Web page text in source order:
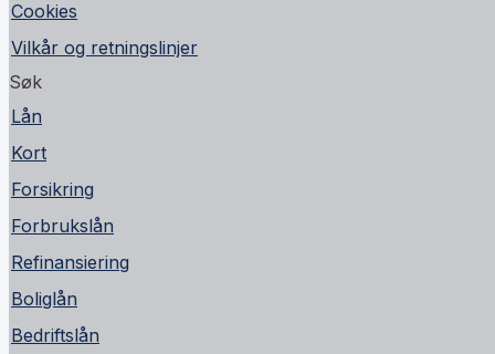
Cookies
Vilkår og retningslinjer
Søk
Lån
Kort
Forsikring
Forbrukslån
Refinansiering
Boliglån
Bedriftslån